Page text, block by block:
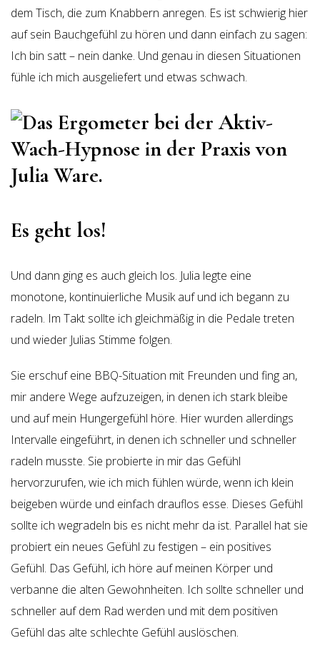
dem Tisch, die zum Knabbern anregen. Es ist schwierig hier
auf sein Bauchgefühl zu hören und dann einfach zu sagen:
Ich bin satt – nein danke. Und genau in diesen Situationen
fühle ich mich ausgeliefert und etwas schwach.
Es geht los!
Und dann ging es auch gleich los. Julia legte eine
monotone, kontinuierliche Musik auf und ich begann zu
radeln. Im Takt sollte ich gleichmäßig in die Pedale treten
und wieder Julias Stimme folgen.
Sie erschuf eine BBQ-Situation mit Freunden und fing an,
mir andere Wege aufzuzeigen, in denen ich stark bleibe
und auf mein Hungergefühl höre. Hier wurden allerdings
Intervalle eingeführt, in denen ich schneller und schneller
radeln musste. Sie probierte in mir das Gefühl
hervorzurufen, wie ich mich fühlen würde, wenn ich klein
beigeben würde und einfach drauflos esse. Dieses Gefühl
sollte ich wegradeln bis es nicht mehr da ist. Parallel hat sie
probiert ein neues Gefühl zu festigen – ein positives
Gefühl. Das Gefühl, ich höre auf meinen Körper und
verbanne die alten Gewohnheiten. Ich sollte schneller und
schneller auf dem Rad werden und mit dem positiven
Gefühl das alte schlechte Gefühl auslöschen.